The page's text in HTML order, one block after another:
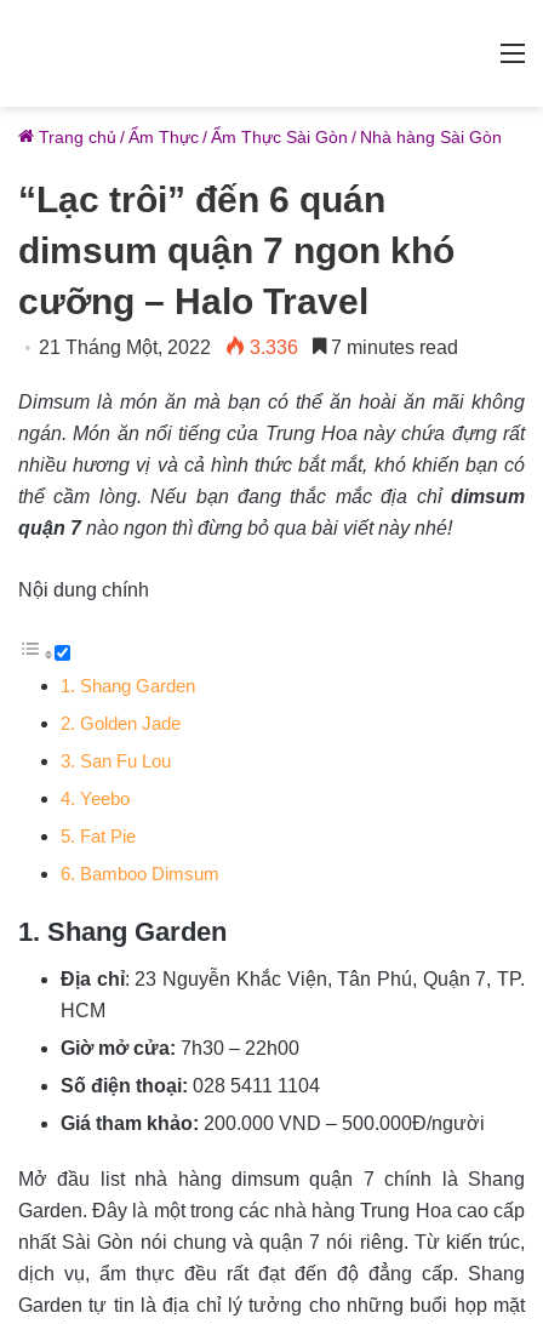
Trang chủ /Ẩm Thực/Ẩm Thực Sài Gòn / Nhà hàng Sài Gòn
“Lạc trôi” đến 6 quán
dimsum quận 7 ngon khó
cưỡng – Halo Travel
21 Tháng Một, 2022 3.336 7 minutes read
Dimsum là món ăn mà bạn có thể ăn hoài ăn mãi không
ngán. Món ăn nổi tiếng của Trung Hoa này chứa đựng rất
nhiều hương vị và cả hình thức bắt mắt, khó khiến bạn có
thể cầm lòng. Nếu bạn đang thắc mắc địa chỉ dimsum
quận 7nào ngon thì đừng bỏ qua bài viết này nhé!
Nội dung chính
1. Shang Garden
2. Golden Jade
3. San Fu Lou
4. Yeebo
5. Fat Pie
6. Bamboo Dimsum
1. Shang Garden
Địa chỉ: 23 Nguyễn Khắc Viện, Tân Phú, Quận 7, TP.
HCM
Giờ mở cửa: 7h30 – 22h00
Số điện thoại: 028 5411 1104
Giá tham khảo: 200.000 VND – 500.000Đ/người
Mở đầu list nhà hàng dimsum quận 7 chính là Shang
Garden. Đây là một trong các nhà hàng Trung Hoa cao cấp
nhất Sài Gòn nói chung và quận 7 nói riêng. Từ kiến trúc,
dịch vụ, ẩm thực đều rất đạt đến độ đẳng cấp. Shang
Garden tự tin là địa chỉ lý tưởng cho những buổi họp mặt